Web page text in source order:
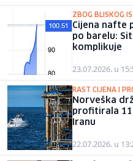
ZBOG BLISKOG
Cijena nafte
po barelu:
komplikuje
23.07.2026. u
RAST CIJENA I
Norveška
profitirala
Iranu
22.07.2026. u